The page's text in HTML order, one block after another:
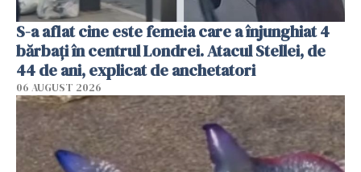
S-a aflat cine este femeia care a înjunghiat 4
bărbați în centrul Londrei. Atacul Stellei, de
44 de ani, explicat de anchetatori
06 AUGUST 2026